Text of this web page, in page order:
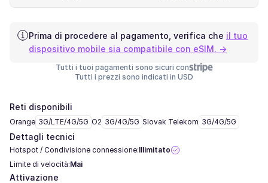
Prima di procedere al pagamento, verifica che il tuo
dispositivo mobile sia compatibile con eSIM. →
Tutti i tuoi pagamenti sono sicuri con
Tutti i prezzi sono indicati in USD
Reti disponibili
Orange 3G/LTE/4G/5G O2 3G/4G/5G Slovak Telekom 3G/4G/5G
Dettagli tecnici
Hotspot / Condivisione connessione:Illimitato
Limite di velocità:Mai
Attivazione